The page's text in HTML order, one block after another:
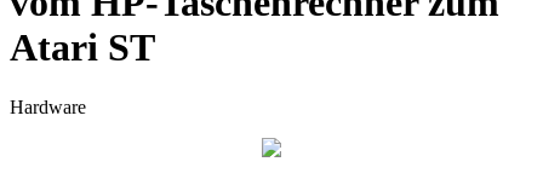
Atari ST
Hardware